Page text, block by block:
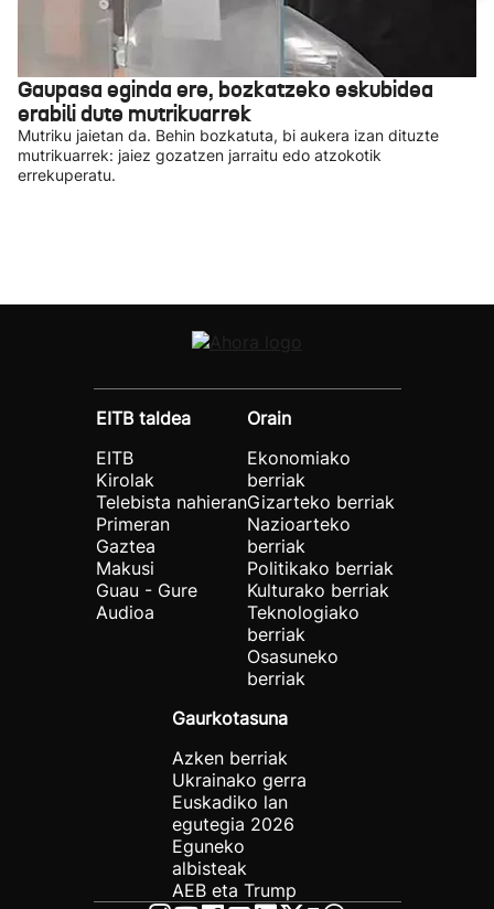
Gaupasa eginda ere, bozkatzeko eskubidea
erabili dute mutrikuarrek
Mutriku jaietan da. Behin bozkatuta, bi aukera izan dituzte
mutrikuarrek: jaiez gozatzen jarraitu edo atzokotik
errekuperatu.
EITB taldea
EITB
Kirolak
Telebista nahieran
Primeran
Gaztea
Makusi
Guau - Gure
Audioa
Orain
Ekonomiako
berriak
Gizarteko berriak
Nazioarteko
berriak
Politikako berriak
Kulturako berriak
Teknologiako
berriak
Osasuneko
berriak
Gaurkotasuna
Azken berriak
Ukrainako gerra
Euskadiko lan
egutegia 2026
Eguneko
albisteak
AEB eta Trump